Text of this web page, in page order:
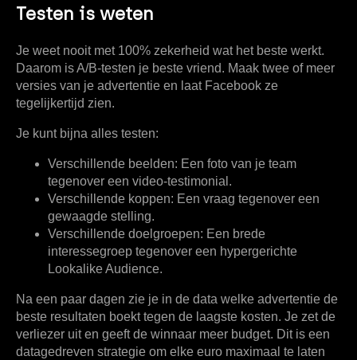
Testen is weten
Je weet nooit met 100% zekerheid wat het beste werkt.
Daarom is A/B-testen je beste vriend. Maak twee of meer
versies van je advertentie en laat Facebook ze
tegelijkertijd zien.
Je kunt bijna alles testen:
Verschillende beelden: Een foto van je team
tegenover een video-testimonial.
Verschillende koppen: Een vraag tegenover een
gewaagde stelling.
Verschillende doelgroepen: Een brede
interessegroep tegenover een hypergerichte
Lookalike Audience.
Na een paar dagen zie je in de data welke advertentie de
beste resultaten boekt tegen de laagste kosten. Je zet de
verliezer uit en geeft de winnaar meer budget. Dit is een
datagedreven strategie om elke euro maximaal te laten